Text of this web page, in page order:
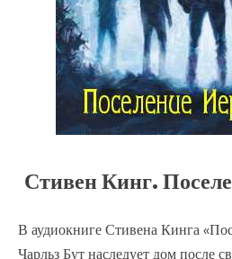
Стивен Кинг.
В аудиокниге Стивена Кинга
Чарльз Бут наследует дом после